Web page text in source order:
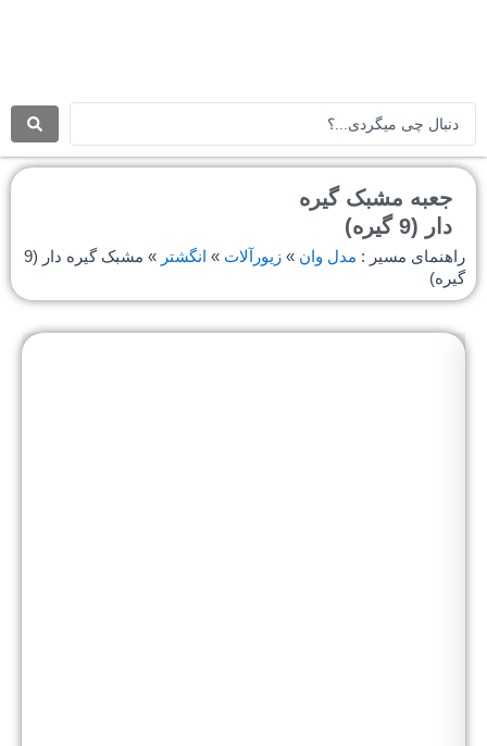
.
.
جعبه مشبک گیره
دار (9 گیره)
راهنمای مسیر : مدل وان » زیورآلات » انگشتر »
مشبک گیره دار (9
گیره)